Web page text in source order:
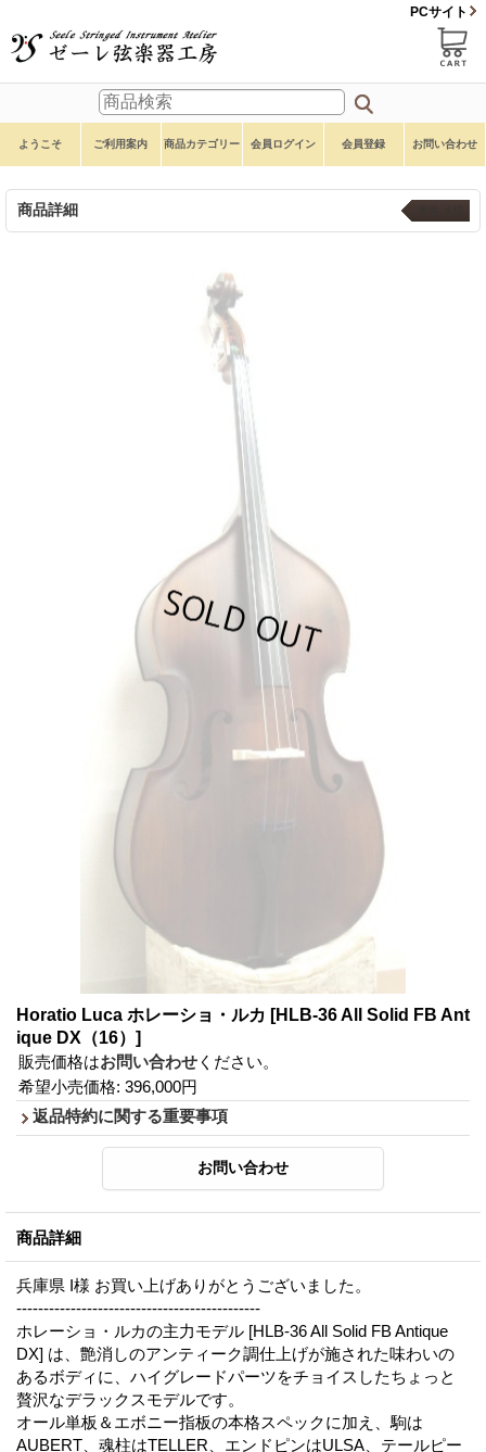
PCサイト
ようこそ ご利用案内 商品カテゴリー 会員ログイン 会員登録 お問い合わせ
商品詳細
Horatio Luca ホレーショ・ルカ [HLB-36 All Solid FB Ant
ique DX（16）]
販売価格はお問い合わせ ください。
希望小売価格: 396,000円
返品特約に関する重要事項
商品詳細
兵庫県 I様 お買い上げありがとうございました。
---------------------------------------------
ホレーショ・ルカの主力モデル [HLB-36 All Solid FB Antique
DX] は、艶消しのアンティーク調仕上げが施された味わいの
あるボディに、ハイグレードパーツをチョイスしたちょっと
贅沢なデラックスモデルです。
オール単板＆エボニー指板の本格スペックに加え、駒は
AUBERT、魂柱はTELLER、エンドピンはULSA、テールピー